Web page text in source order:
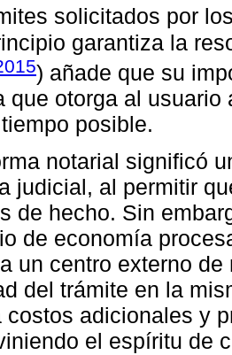
solicitados por
garantiza la
) añade que su
que otorga al
posible.
notarial significó
judicial, al permitir
de hecho. Sin
de economía
un centro externo
del trámite en la
costos adicionales y
el espíritu de